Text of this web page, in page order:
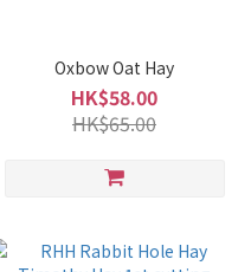
Oxbow Oat Hay
HK$58.00
HK$65.00